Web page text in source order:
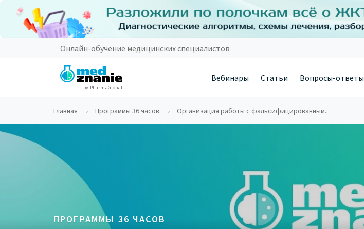
Онлайн-обучение медицинских специалистов
by PharmaGlobal
Вебинары Статьи Вопросы-ответы
Главная Программы 36 часов Организация работы с фальсифицированным...
ПРОГРАММЫ 36 ЧАСОВ